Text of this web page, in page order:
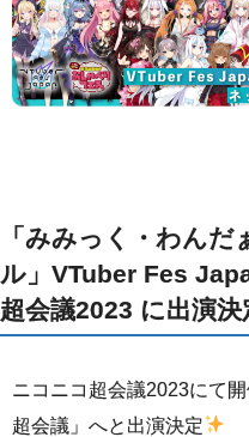
「みみっく・わん
ル」VTuber Fes
超会議2023 に出演決
ニコニコ超会議2023にて
超会議」へと出演決定